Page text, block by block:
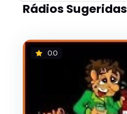
Rádios Sugeridas
0.0